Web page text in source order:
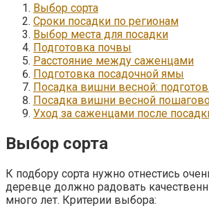
Выбор сорта
Сроки посадки по регионам
Выбор места для посадки
Подготовка почвы
Расстояние между саженцами
Подготовка посадочной ямы
Посадка вишни весной:
Посадка вишни весной
Уход за саженцами после
Выбор сорта
К подбору сорта нужно отнестись
деревце должно радовать
много лет. Критерии выбора: